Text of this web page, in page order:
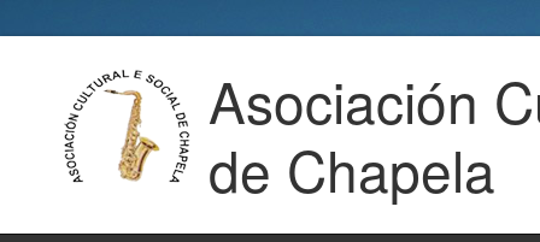
Asociación
de Chapela